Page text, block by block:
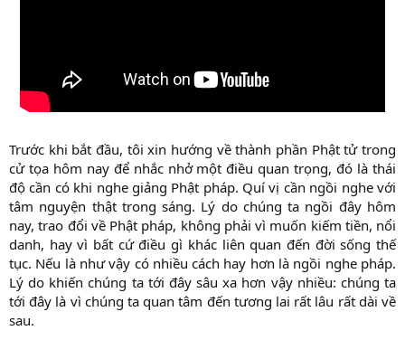
Trước khi bắt đầu, tôi xin hướng về thành phần Phật tử trong
cử tọa hôm nay để nhắc nhở một điều quan trọng, đó là thái
độ cần có khi nghe giảng Phật pháp. Quí vị cần ngồi nghe với
tâm nguyện thật trong sáng. Lý do chúng ta ngồi đây hôm
nay, trao đổi về Phật pháp, không phải vì muốn kiếm tiền, nổi
danh, hay vì bất cứ điều gì khác liên quan đến đời sống thế
tục. Nếu là như vậy có nhiều cách hay hơn là ngồi nghe pháp.
Lý do khiến chúng ta tới đây sâu xa hơn vậy nhiều: chúng ta
tới đây là vì chúng ta quan tâm đến tương lai rất lâu rất dài về
sau.